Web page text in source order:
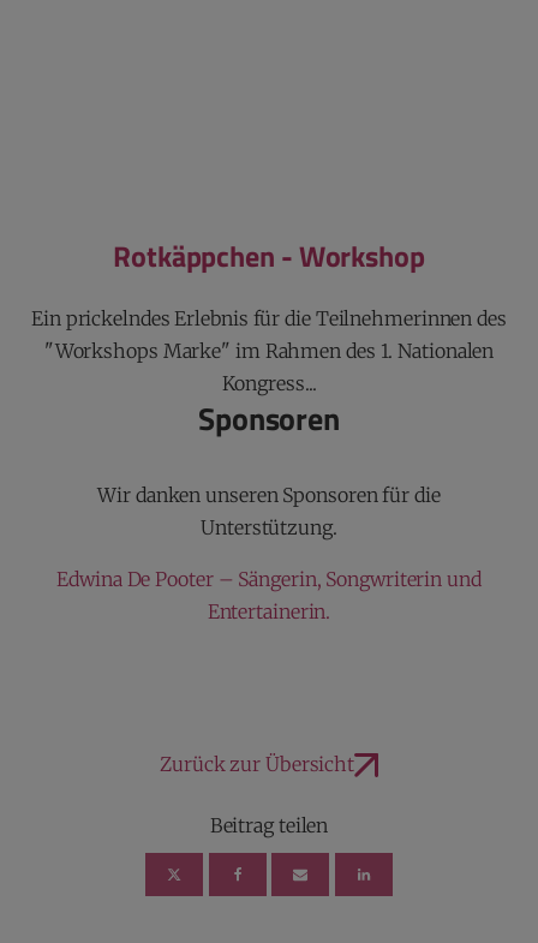
Rotkäppchen - Workshop
Ein prickelndes Erlebnis für die Teilnehmerinnen des
"Workshops Marke" im Rahmen des 1. Nationalen
Kongress...
Sponsoren
Wir danken unseren Sponsoren für die
Unterstützung.
Edwina De Pooter – Sängerin, Songwriterin und
Entertainerin.
Zurück zur Übersicht
Beitrag teilen